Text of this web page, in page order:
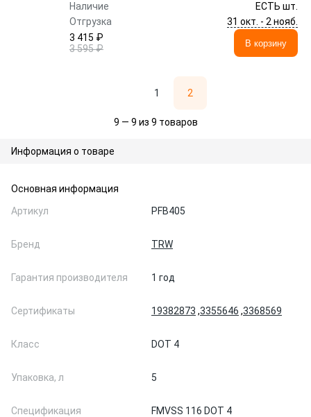
Наличие
ЕСТЬ шт.
Отгрузка
31 окт. - 2 нояб.
3 415 ₽
3 595 ₽
В корзину
1 2
9 — 9 из 9 товаров
Информация о товаре
Основная информация
Артикул
PFB405
Бренд TRW
Гарантия производителя 1 год
Сертификаты 19382873 ,3355646 ,3368569
Класс DOT 4
Упаковка, л 5
Спецификация FMVSS 116 DOT 4